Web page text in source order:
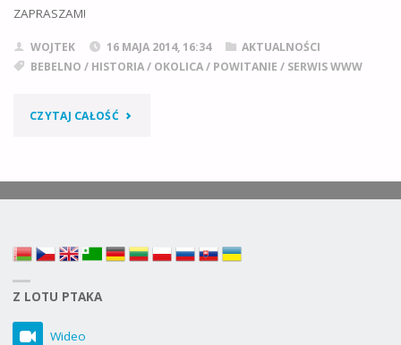
ZAPRASZAM!
WOJTEK 16 MAJA 2014, 16:34
AKTUALNOŚCI
BEBELNO / HISTORIA/ OKOLICA/ POWITANIE / SERWIS WWW
CZYTAJ CAŁOŚĆ"WITAM!"
Z LOTU PTAKA
Wideo